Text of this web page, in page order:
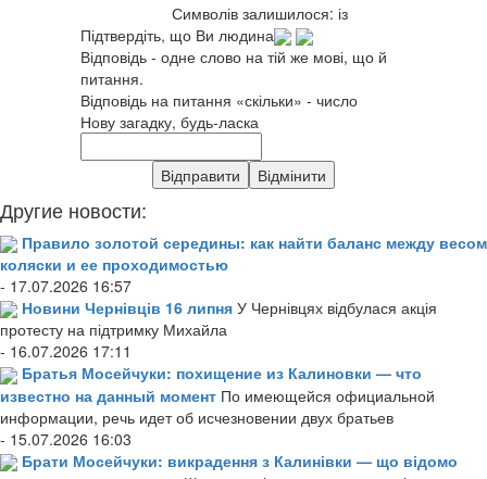
Символів залишилося: із
Підтвердіть, що Ви людина
Відповідь - одне слово на тій же мові, що й
питання.
Відповідь на питання «скільки» - число
Нову загадку, будь-ласка
Другие новости:
Правило золотой середины: как найти баланс между весом
коляски и ее проходимостью
- 17.07.2026 16:57
Новини Чернівців 16 липня У Чернівцях відбулася акція
протесту на підтримку Михайла
- 16.07.2026 17:11
Братья Мосейчуки: похищение из Калиновки — что
известно на данный момент По имеющейся официальной
информации, речь идет об исчезновении двух братьев
- 15.07.2026 16:03
Брати Мосейчуки: викрадення з Калинівки — що відомо